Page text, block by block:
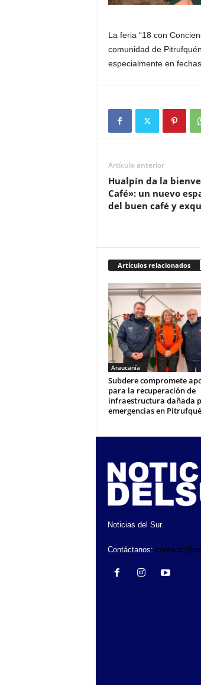
La feria “18 con
comunidad de
especialmente en
Artículo anterior
Hualpín da la
Café»: un nuevo
del buen café y
Artículos relacionados
Araucanía
Subdere compromete
para la recuperación de
infraestructura dañada
emergencias en
Noticias del Sur.
Contáctanos: